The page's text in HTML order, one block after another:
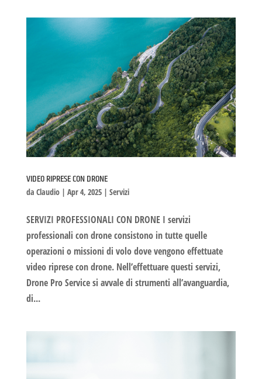
VIDEO RIPRESE CON DRONE
da Claudio| Apr 4, 2025| Servizi
SERVIZI PROFESSIONALI CON DRONE I servizi
professionali con drone consistono in tutte quelle
operazioni o missioni di volo dove vengono effettuate
video riprese con drone. Nell’effettuare questi servizi,
Drone Pro Service si avvale di strumenti all’avanguardia,
di...